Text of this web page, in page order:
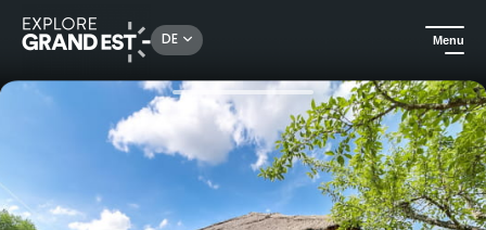
DE Menu
Sehenswertes in der Region Grand Est Außergewöhnliche Übernachtungen